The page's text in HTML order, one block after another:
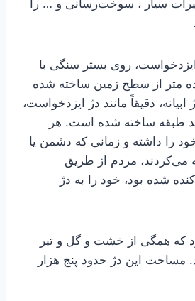
سیار ، سوخت‌رسانی و … را
ایزدخواست، روی بستر سنگی با
متر از سطح زمین ساخته شده
دقیقاً مانند دژ ایزدخواست،
طبقه ساخته شده است. هر
را داشته و زمانی که دشمن یا
می‌کردند، مردم از طریق
شده بود، خود را به دژ
اتاق دارد که همگی از خشت و گل و تیر
مساحت این دژ حدود پنج هزار